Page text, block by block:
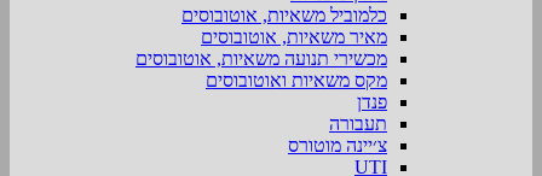
כלמוביל משאיות, אוטובוסים
מאיר משאיות, אוטובוסים
מכשירי תנועה משאיות, אוטובוסים
מקס משאיות ואוטובוסים
פנדן
תעבורה
צ׳יינה מוטורס
UTI